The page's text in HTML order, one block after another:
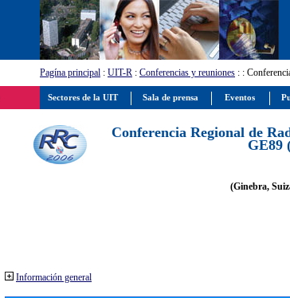
Pagína principal : UIT-R : Conferencias y reuniones : :
Conferencia Regional de
GE89
(Ginebra,
Información general
Sectores de la UIT Sala de prensa Eventos